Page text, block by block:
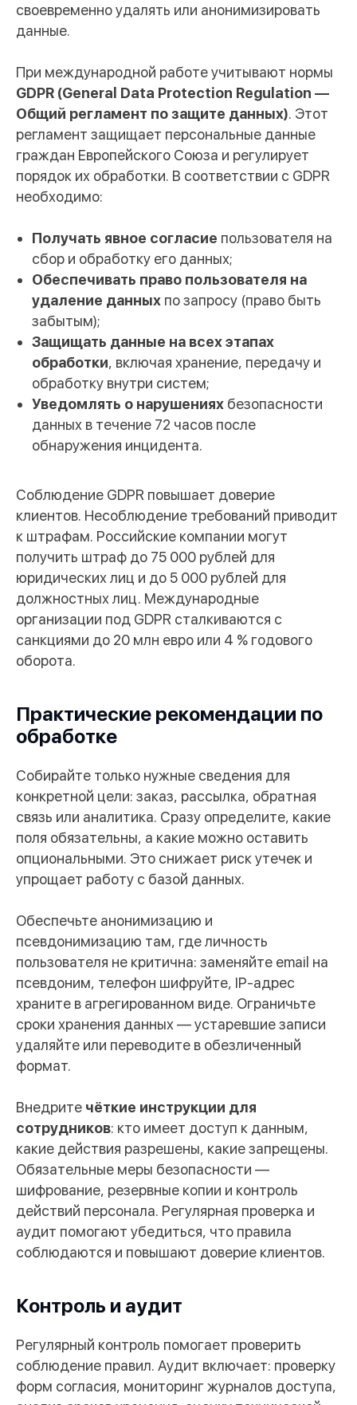
своевременно удалять или анонимизировать
данные.
При международной работе учитывают нормы
GDPR (General Data Protection Regulation —
Общий регламент по защите данных). Этот
регламент защищает персональные данные
граждан Европейского Союза и регулирует
порядок их обработки. В соответствии с GDPR
необходимо:
Получать явное согласие пользователя на
сбор и обработку его данных;
Обеспечивать право пользователя на
удаление данных по запросу (право быть
забытым);
Защищать данные на всех этапах
обработки, включая хранение, передачу и
обработку внутри систем;
Уведомлять о нарушениях безопасности
данных в течение 72 часов после
обнаружения инцидента.
Соблюдение GDPR повышает доверие
клиентов. Несоблюдение требований приводит
к штрафам. Российские компании могут
получить штраф до 75 000 рублей для
юридических лиц и до 5 000 рублей для
должностных лиц. Международные
организации под GDPR сталкиваются с
санкциями до 20 млн евро или 4 % годового
оборота.
Практические рекомендации по
обработке
Собирайте только нужные сведения для
конкретной цели: заказ, рассылка, обратная
связь или аналитика. Сразу определите, какие
поля обязательны, а какие можно оставить
опциональными. Это снижает риск утечек и
упрощает работу с базой данных.
Обеспечьте анонимизацию и
псевдонимизацию там, где личность
пользователя не критична: заменяйте email на
псевдоним, телефон шифруйте, IP-адрес
храните в агрегированном виде. Ограничьте
сроки хранения данных — устаревшие записи
удаляйте или переводите в обезличенный
формат.
Внедрите чёткие инструкции для
сотрудников: кто имеет доступ к данным,
какие действия разрешены, какие запрещены.
Обязательные меры безопасности —
шифрование, резервные копии и контроль
действий персонала. Регулярная проверка и
аудит помогают убедиться, что правила
соблюдаются и повышают доверие клиентов.
Контроль и аудит
Регулярный контроль помогает проверить
соблюдение правил. Аудит включает: проверку
форм согласия, мониторинг журналов доступа,
Обсудить задачу
Ответим на ваши вопросы и
организуем встречу
Я соглашаюсь с правилами обработки
конфиденциальности
Отправить
Анна Глебова
Менеджер по работе с клиентами
Обсудить задачу
Контакты
+7 (495) 018-08-85
hello@ravixgroup.ru
© 2025 «RAVIX GROUP»
Навигация
Услуги
Услуги
Кейсы
О нас
Работа у нас
Партнерам
Контакты
Блог
Москва, ул. Саврасова, 7
Политика конфиденциальности
Публичная оферта